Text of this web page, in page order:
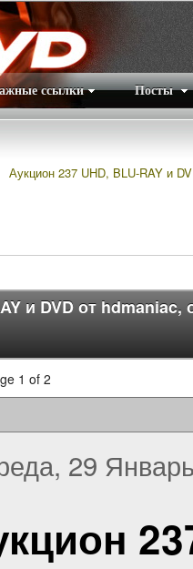
ссылки Посты
Аукцион 237 UHD, BLU-RAY и
и DVD от
1 of 2
29